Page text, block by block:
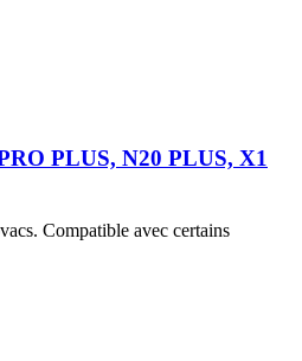
PLUS, N20 PLUS, X1
Compatible avec certains